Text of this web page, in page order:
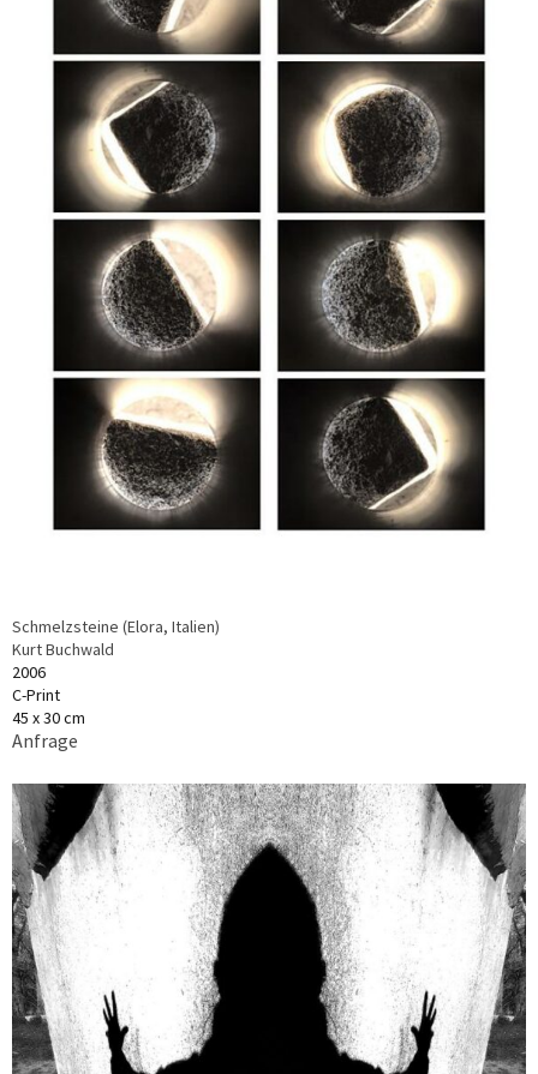
Schmelzsteine (Elora, Italien)
Kurt Buchwald
2006
C-Print
45 x 30 cm
Anfrage